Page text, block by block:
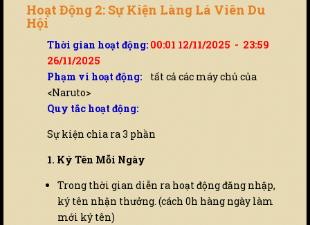
Hoạt Động 2: Sự Kiện Làng Lá Viên Du
Hội
Thời gian hoạt động: 00:01 12/11/2025 - 23:59
26/11/2025
Phạm vi hoạt động: tất cả các máy chủ của
<Naruto>
Quy tắc hoạt động:
Sự kiện chia ra 3 phần
1. Ký Tên Mỗi Ngày
Trong thời gian diễn ra hoạt động đăng nhập,
ký tên nhận thưởng. (cách 0h hàng ngày làm
mới ký tên)